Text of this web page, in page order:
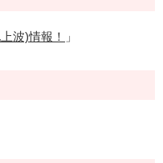
波)情報！ 」